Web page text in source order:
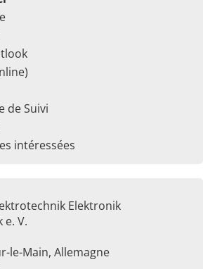
de Suivi
intéressées
Elektronik
V.
le-Main, Allemagne